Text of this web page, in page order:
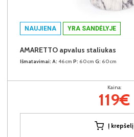
NAUJIENA YRA SANDĖLYJE
AMARETTO apvalus staliukas
Išmatavimai: A: 46cm P: 60cm G: 60cm
Kaina:
119€
Į krepšelį